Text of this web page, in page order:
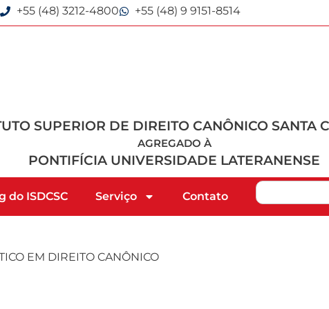
+55 (48) 3212-4800 +55 (48) 9 9151-8514
SUPERIOR DE DIREITO CANÔNICO SANTA
AGREGADO À
PONTIFÍCIA UNIVERSIDADE LATERANENSE
do ISDCSC Serviço Contato
EM DIREITO CANÔNICO